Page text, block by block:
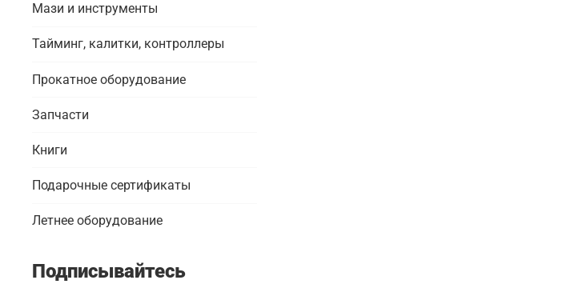
Мази и инструменты
Тайминг, калитки, контроллеры
Прокатное оборудование
Запчасти
Книги
Подарочные сертификаты
Летнее оборудование
Подписывайтесь